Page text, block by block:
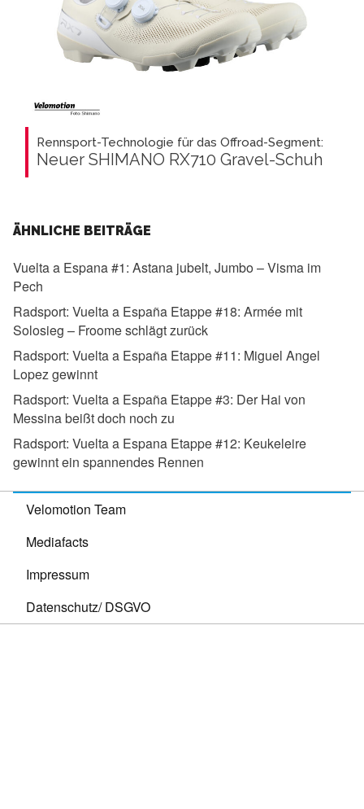
Rennsport-Technologie für das Offroad-Segment:
Neuer SHIMANO RX710 Gravel-Schuh
ÄHNLICHE BEITRÄGE
Vuelta a Espana #1: Astana jubelt, Jumbo – Visma im
Pech
Radsport: Vuelta a España Etappe #18: Armée mit
Solosieg – Froome schlägt zurück
Radsport: Vuelta a España Etappe #11: Miguel Angel
Lopez gewinnt
Radsport: Vuelta a España Etappe #3: Der Hai von
Messina beißt doch noch zu
Radsport: Vuelta a Espana Etappe #12: Keukeleire
gewinnt ein spannendes Rennen
Velomotion Team
Mediafacts
Impressum
Datenschutz/ DSGVO